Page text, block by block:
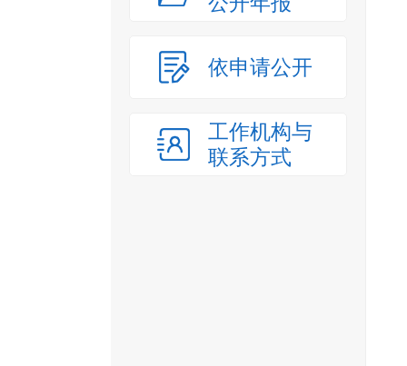
依申请公开
工作机构与
联系方式